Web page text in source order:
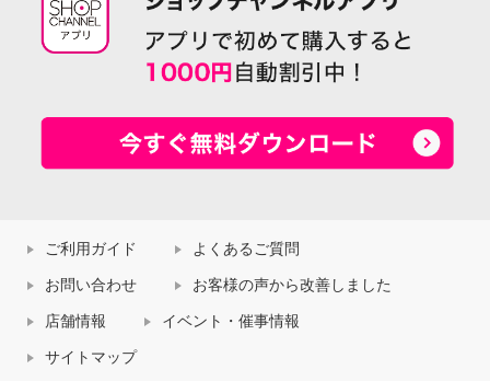
ご利用ガイド よくあるご質問
お問い合わせ お客様の声から改善しました
店舗情報 イベント・催事情報
サイトマップ